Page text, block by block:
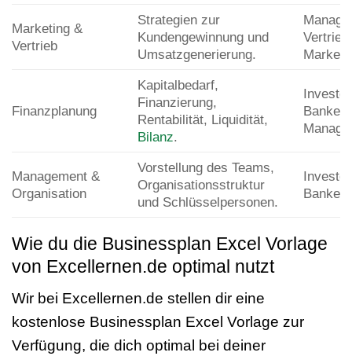
Marketing &
Vertrieb
Strategien zur
Kundengewinnung und
Umsatzgenerierung.
Vertrieb,
Finanzplanung
Kapitalbedarf,
Finanzierung,
Rentabilität, Liquidität,
Bilanz.
Banken,
Management &
Organisation
Vorstellung des Teams,
Organisationsstruktur
und Schlüsselpersonen.
Banken
Wie du die Businessplan Excel Vorlage
von Excellernen.de optimal nutzt
Wir bei Excellernen.de stellen dir eine
kostenlose Businessplan Excel Vorlage zur
Verfügung, die dich optimal bei deiner